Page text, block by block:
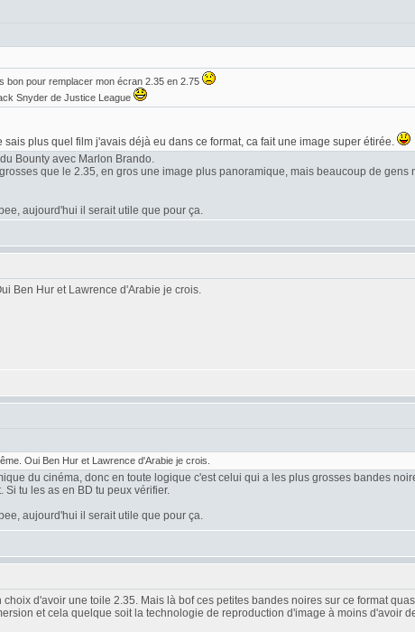
bon pour remplacer mon écran 2.35 en 2.75
Snyder de Justice League
plus quel film j'avais déjà eu dans ce format, ca fait une image super étirée.
Bounty avec Marlon Brando.
que le 2.35, en gros une image plus panoramique, mais beaucoup de gens
aujourd'hui il serait utile que pour ça.
Ben Hur et Lawrence d'Arabie je crois.
Oui Ben Hur et Lawrence d'Arabie je crois.
du cinéma, donc en toute logique c'est celui qui a les plus grosses bandes
Si tu les as en BD tu peux vérifier.
aujourd'hui il serait utile que pour ça.
d'avoir une toile 2.35. Mais là bof ces petites bandes noires sur ce format
et cela quelque soit la technologie de reproduction d'image à moins d'avoir